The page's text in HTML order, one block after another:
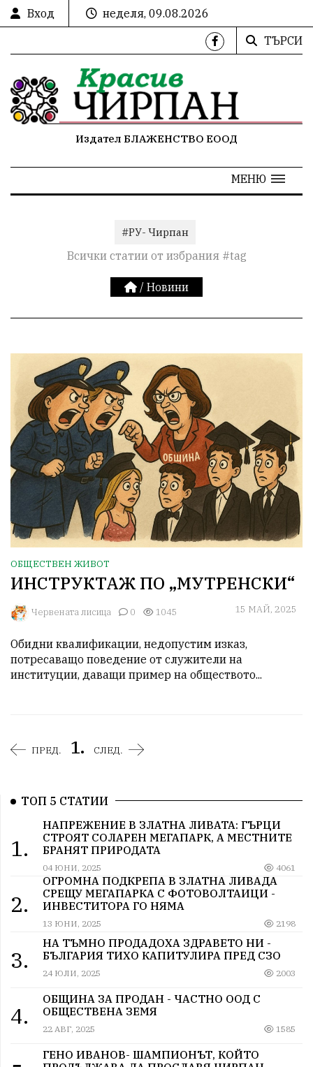
Вход
неделя, 09.08.2026
ТЪРСИ
Издател БЛАЖЕНСТВО ЕООД
МЕНЮ
#РУ- Чирпан
Всички статии от избрания #tag
/ Новини
ОБЩЕСТВЕН ЖИВОТ
ИНСТРУКТАЖ ПО „МУТРЕНСКИ“
Червената лисица 0 1045 15 МАЙ, 2025
Обидни квалификации, недопустим изказ,
потресаващо поведение от служители на
институции, даващи пример на обществото...
ПРЕД. 1. СЛЕД.
ТОП 5 СТАТИИ
1.
НАПРЕЖЕНИЕ В ЗЛАТНА ЛИВАТА: ГЪРЦИ
СТРОЯТ СОЛАРЕН МЕГАПАРК, А МЕСТНИТЕ
БРАНЯТ ПРИРОДАТА
04 ЮНИ, 2025 4061
2.
ОГРОМНА ПОДКРЕПА В ЗЛАТНА ЛИВАДА
СРЕЩУ МЕГАПАРКА С ФОТОВОЛТАИЦИ -
ИНВЕСТИТОРА ГО НЯМА
13 ЮНИ, 2025 2198
3.
НА ТЪМНО ПРОДАДОХА ЗДРАВЕТО НИ -
БЪЛГАРИЯ ТИХО КАПИТУЛИРА ПРЕД СЗО
24 ЮЛИ, 2025 2003
4.
ОБЩИНА ЗА ПРОДАН - ЧАСТНО ООД С
ОБЩЕСТВЕНА ЗЕМЯ
22 АВГ, 2025 1585
ГЕНО ИВАНОВ- ШАМПИОНЪТ, КОЙТО